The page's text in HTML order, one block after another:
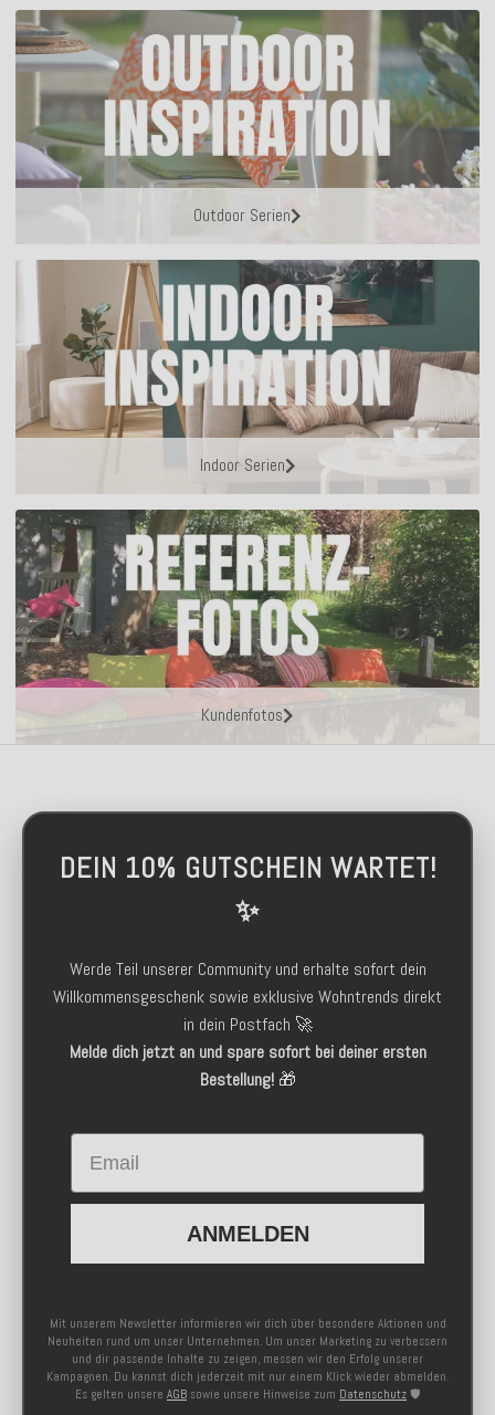
Outdoor Serien
Indoor Serien
Kundenfotos
DEIN 10% GUTSCHEIN WARTET!
✨
Werde Teil unserer Community und erhalte sofort dein
Willkommensgeschenk sowie exklusive Wohntrends direkt
in dein Postfach 🚀
Melde dich jetzt an und spare sofort bei deiner ersten
Bestellung!🎁
Email
ANMELDEN
Mit unserem Newsletter informieren wir dich über besondere Aktionen und
Neuheiten rund um unser Unternehmen. Um unser Marketing zu verbessern
und dir passende Inhalte zu zeigen, messen wir den Erfolg unserer
Kampagnen. Du kannst dich jederzeit mit nur einem Klick wieder abmelden.
Es gelten unsere AGB sowie unsere Hinweise zum Datenschutz 🛡️